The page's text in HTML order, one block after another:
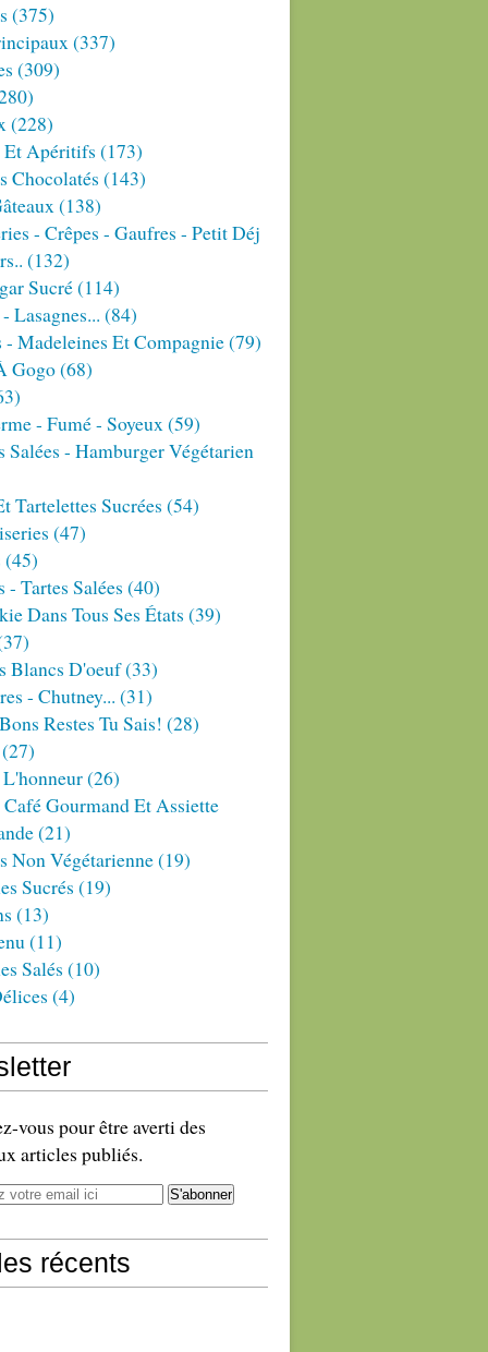
(375)
(337)
(309)
(228)
Et Apéritifs (173)
Chocolatés (143)
(138)
- Crêpes - Gaufres - Petit Déj
(132)
Sucré(114)
Lasagnes... (84)
Madeleines Et Compagnie(79)
Gogo(68)
- Fumé - Soyeux(59)
Salées - Hamburger Végétarien
Tartelettes Sucrées (54)
(47)
(45)
- Tartes Salées (40)
Dans Tous Ses États (39)
Blancs D'oeuf(33)
- Chutney... (31)
Restes Tu Sais! (28)
(27)
(26)
Gourmand Et Assiette
(21)
Non Végétarienne(19)
Sucrés (19)
(13)
(11)
Salés (10)
(4)
vous pour être averti des
articles publiés.
récents